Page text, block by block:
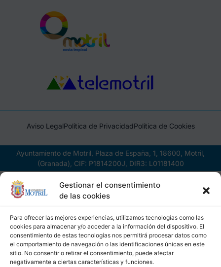
Gestionar el consentimiento
de las cookies
Para ofrecer las mejores experiencias, utilizamos tecnologías como las
cookies para almacenar y/o acceder a la información del dispositivo. El
consentimiento de estas tecnologías nos permitirá procesar datos como
el comportamiento de navegación o las identificaciones únicas en este
sitio. No consentir o retirar el consentimiento, puede afectar
negativamente a ciertas características y funciones.
Aviso LegalPolítica de PrivacidadPolítica de Cookies
Ayuntamiento de Motril, Plaza de España, 1, 18600, Motril,
(Granada), CIF: P1814200J, DIR3: L01181400